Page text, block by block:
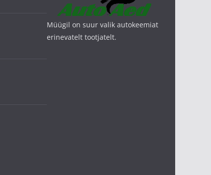
Müügil on suur valik autokeemiat
erinevatelt tootjatelt.